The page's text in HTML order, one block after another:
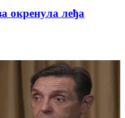
окренула леђа